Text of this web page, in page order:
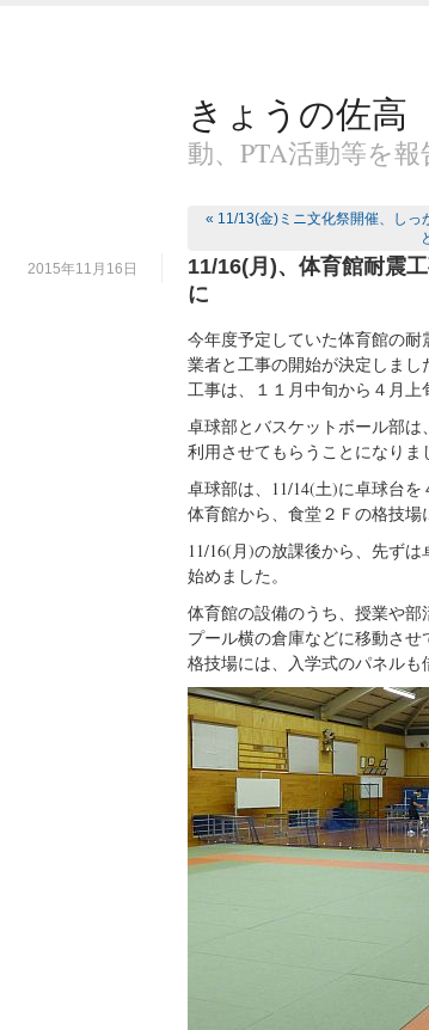
きょうの佐高
動、PTA活動等を報
« 11/13(金)ミニ文化祭開催、しっ
2015年11月16日
11/16(月)、体育館耐震
に
今年度予定していた体育館の耐
業者と工事の開始が決定しまし
工事は、１１月中旬から４月上
卓球部とバスケットボール部は
利用させてもらうことになりま
卓球部は、11/14(土)に卓球台
体育館から、食堂２Ｆの格技場
11/16(月)の放課後から、先ず
始めました。
体育館の設備のうち、授業や
プール横の倉庫などに移動させ
格技場には、入学式のパネルも